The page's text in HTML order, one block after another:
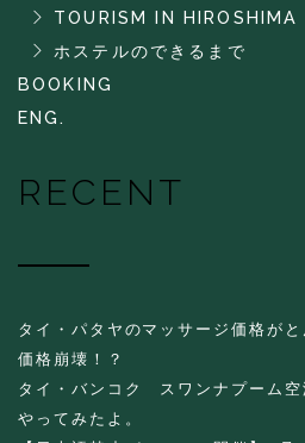
TOURISM IN HIROSHIMA
ホステルのできるまで
BOOKING
ENG.
RECENT
タイ・パタヤのマッサージ価格が
価格崩壊！？
タイ・バンコク スワンナプーム空
やってみたよ。